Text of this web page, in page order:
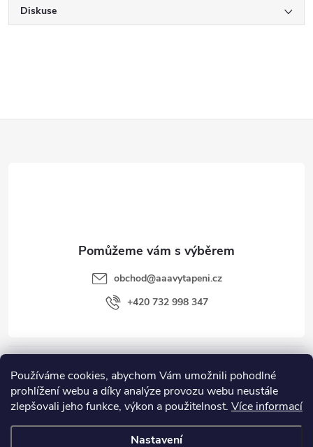
Používáme cookies, abychom Vám umožnili pohodlné
prohlížení webu a díky analýze provozu webu neustále
zlepšovali jeho funkce, výkon a použitelnost. Více informací
Nastavení
Diskuse
obchod@aaavytapeni.cz
+420 732 998 347